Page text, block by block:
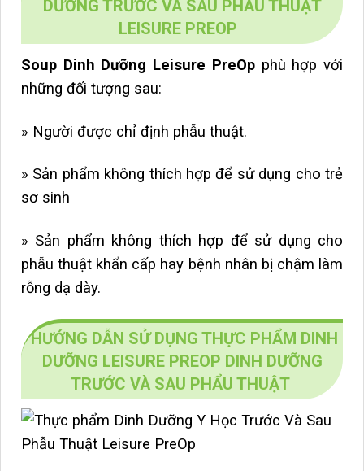
DƯỠNG TRƯỚC VÀ SAU PHẨU THUẬT
LEISURE PREOP
Soup Dinh Dưỡng Leisure PreOp phù hợp với
những đối tượng sau:
» Người được chỉ định phẫu thuật.
» Sản phẩm không thích hợp để sử dụng cho trẻ
sơ sinh
» Sản phẩm không thích hợp để sử dụng cho
phẫu thuật khẩn cấp hay bệnh nhân bị chậm làm
rỗng dạ dày.
HƯỚNG DẪN SỬ DỤNG THỰC PHẨM DINH
DƯỠNG LEISURE PREOP DINH DƯỠNG
TRƯỚC VÀ SAU PHẨU THUẬT